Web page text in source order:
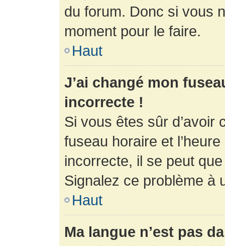
du forum. Donc si vous
moment pour le faire.
Haut
J’ai changé mon
incorrecte !
Si vous êtes sûr d’avoir
fuseau horaire et
incorrecte, il se peut
Signalez ce problème à
Haut
Ma langue n’est pas